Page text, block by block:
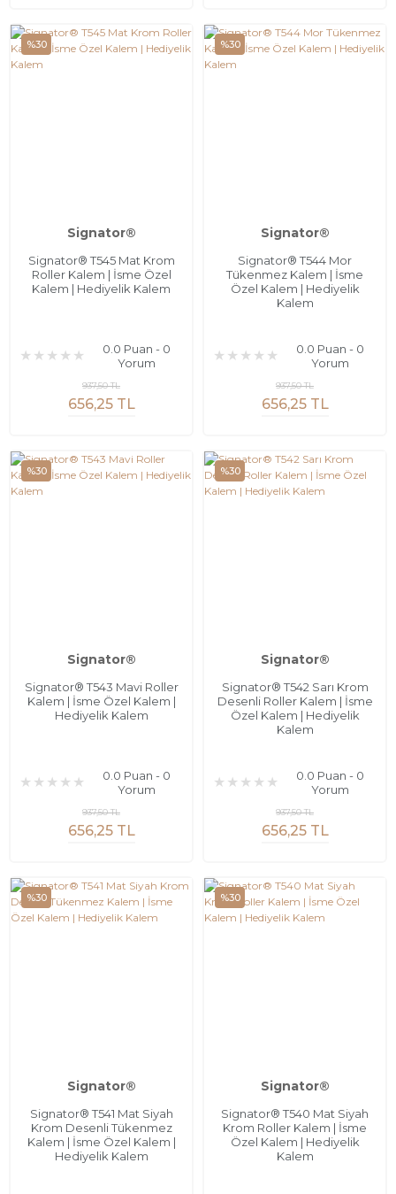
%30
Signator®
Signator® T545 Mat Krom
Roller Kalem | İsme Özel
Kalem | Hediyelik Kalem
0.0 Puan - 0
Yorum
656,25 TL
937,50 TL
%30
Signator®
Signator® T544 Mor
Tükenmez Kalem | İsme
Özel Kalem | Hediyelik
Kalem
0.0 Puan - 0
Yorum
656,25 TL
937,50 TL
%30
Signator®
Signator® T543 Mavi Roller
Kalem | İsme Özel Kalem |
Hediyelik Kalem
0.0 Puan - 0
Yorum
656,25 TL
937,50 TL
%30
Signator®
Signator® T542 Sarı Krom
Desenli Roller Kalem | İsme
Özel Kalem | Hediyelik
Kalem
0.0 Puan - 0
Yorum
656,25 TL
937,50 TL
%30
Signator®
Signator® T541 Mat Siyah
Krom Desenli Tükenmez
Kalem | İsme Özel Kalem |
Hediyelik Kalem
%30
Signator®
Signator® T540 Mat Siyah
Krom Roller Kalem | İsme
Özel Kalem | Hediyelik
Kalem